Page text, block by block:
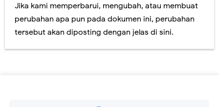
Jika kami memperbarui, mengubah, atau membuat
perubahan apa pun pada dokumen ini, perubahan
tersebut akan diposting dengan jelas di sini.